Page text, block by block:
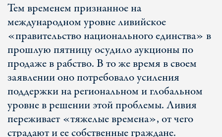
Тем временем признанное на
международном уровне ливийское
«правительство национального единства» в
прошлую пятницу осудило аукционы по
продаже в рабство. В то же время в своем
заявлении оно потребовало усиления
поддержки на региональном и глобальном
уровне в решении этой проблемы. Ливия
переживает «тяжелые времена», от чего
страдают и ее собственные граждане.